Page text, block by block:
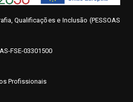
Qualificações e Inclusão (PESSOAS
FSE-03301500
Profissionais